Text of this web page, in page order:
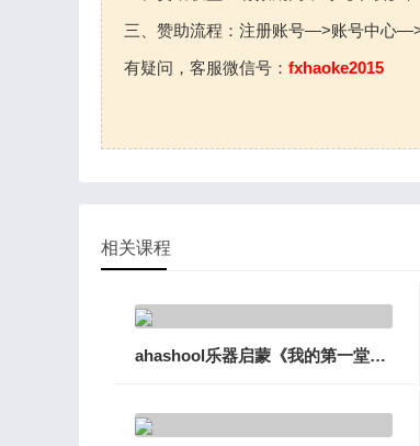
三、赞助流程：注册账号—>账号中心
有疑问，客服微信号： fxhaoke2015
相关课程
ahashool乐器启蒙《我的第一堂乐器课》10讲视频教程